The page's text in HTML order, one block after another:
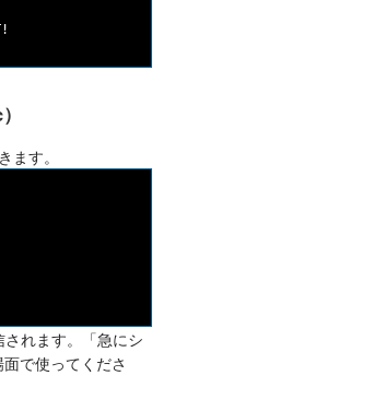
ます。
れます。「急にシ
で使ってくださ